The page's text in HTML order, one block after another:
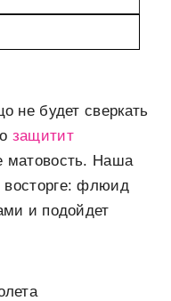
не будет сверкать
защитит
матовость. Наша
восторге: флюид
и подойдет